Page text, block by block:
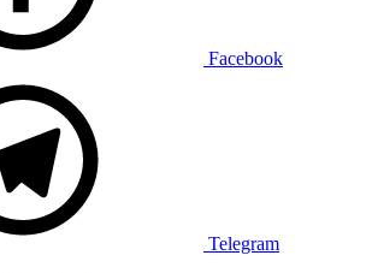
Facebook
Telegram